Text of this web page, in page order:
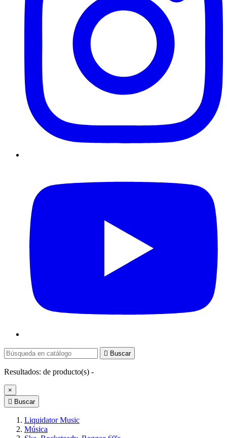
 Buscar
Resultados: de producto(s) -
×
 Buscar
Liquidator Music
Música